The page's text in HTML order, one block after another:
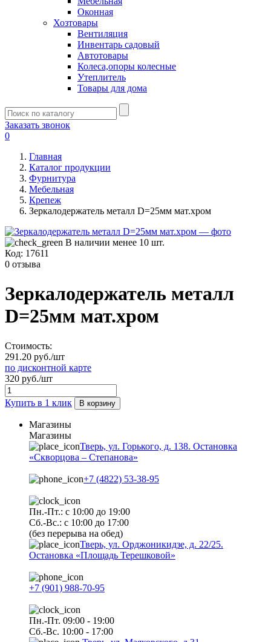
Оконная
Хозтовары
Вентиляция
Инвентарь садовый
Автотовары
Колеса,опоры колесные
Утеплитель
Товары для дома
Заказать звонок
0
Главная
Каталог продукции
Фурнитура
Мебельная
Крепеж
Зеркалодержатель металл D=25мм мат.хром
В наличии менее 10 шт.
Код: 17611
0 отзыва
Зеркалодержатель металл
D=25мм мат.хром
Стоимость:
291.20 руб./шт
по дисконтной карте
320 руб./шт
Купить в 1 клик В корзину
Магазины
Магазины
Тверь, ул. Горького, д. 138. Остановка
«Скворцова – Степанова»
+7 (4822) 53-38-95
Пн.-Пт.: с 10:00 до 19:00
Сб.-Вс.: с 10:00 до 17:00
(без перерыва на обед)
Тверь, ул. Орджоникидзе, д. 22/25.
Остановка «Площадь Терешковой»
+7 (901) 988-70-95
Пн.-Пт. 09:00 - 19:00
Сб.-Вс. 10:00 - 17:00